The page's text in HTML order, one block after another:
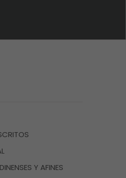
Y AFINES